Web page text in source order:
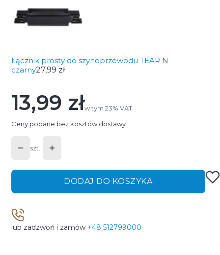
Łącznik prosty do szynoprzewodu TEAR N
czarny27,99 zł
Cena
13,99 złw tym 23% VAT
w tym 23% VAT
Ceny podane bez kosztów dostawy.
szt.
DODAJ DO KOSZYKA
lub zadzwoń i zamów +48 512799000